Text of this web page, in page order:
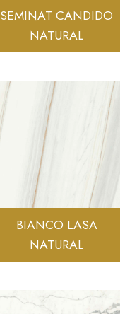
SEMINAT CANDIDO
NATURAL
BIANCO LASA
NATURAL